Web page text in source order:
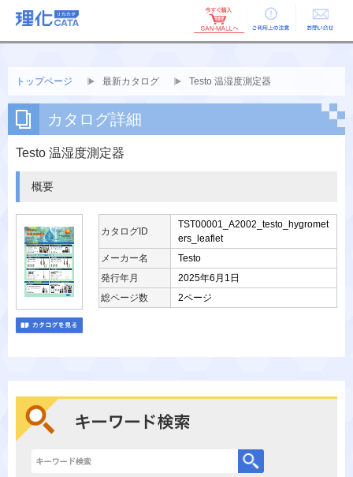
ご利用上の お問い合せ
トップページ 最新カタログ Testo 温湿度測定器
カタログ詳細
Testo 温湿度測定器
概要
カタログID
TST00001_A2002_testo_hygromet
ers_leaflet
メーカー名
Testo
発行年月
2025年6月1日
総ページ数
2ページ
キーワード検索